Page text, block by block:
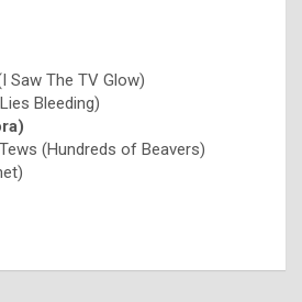
Saw The TV Glow)
Bleeding)
(Hundreds of Beavers)